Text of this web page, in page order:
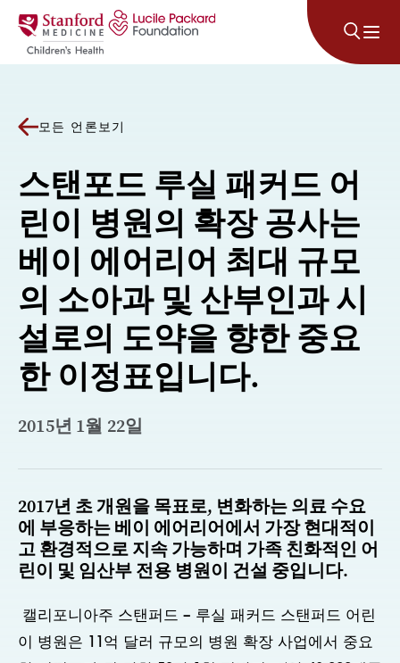
콘텐츠로 건너뛰기
모든 언론보기
스탠포드 루실 패커드 어
린이 병원의 확장 공사는
베이 에어리어 최대 규모
의 소아과 및 산부인과 시
설로의 도약을 향한 중요
한 이정표입니다.
2015년 1월 22일
2017년 초 개원을 목표로, 변화하는 의료 수요
에 부응하는 베이 에어리어에서 가장 현대적이
고 환경적으로 지속 가능하며 가족 친화적인 어
린이 및 임산부 전용 병원이 건설 중입니다.
캘리포니아주 스탠퍼드 – 루실 패커드 스탠퍼드 어린
이 병원은 11억 달러 규모의 병원 확장 사업에서 중요